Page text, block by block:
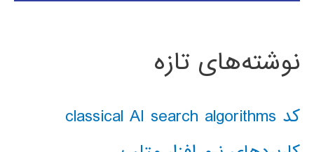
نوشته‌های تازه
کد classical AI search algorithms